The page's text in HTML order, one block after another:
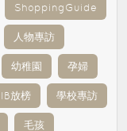
ShoppingGuide
人物專訪
幼稚園 孕婦
IB放榜 學校專訪
毛孩